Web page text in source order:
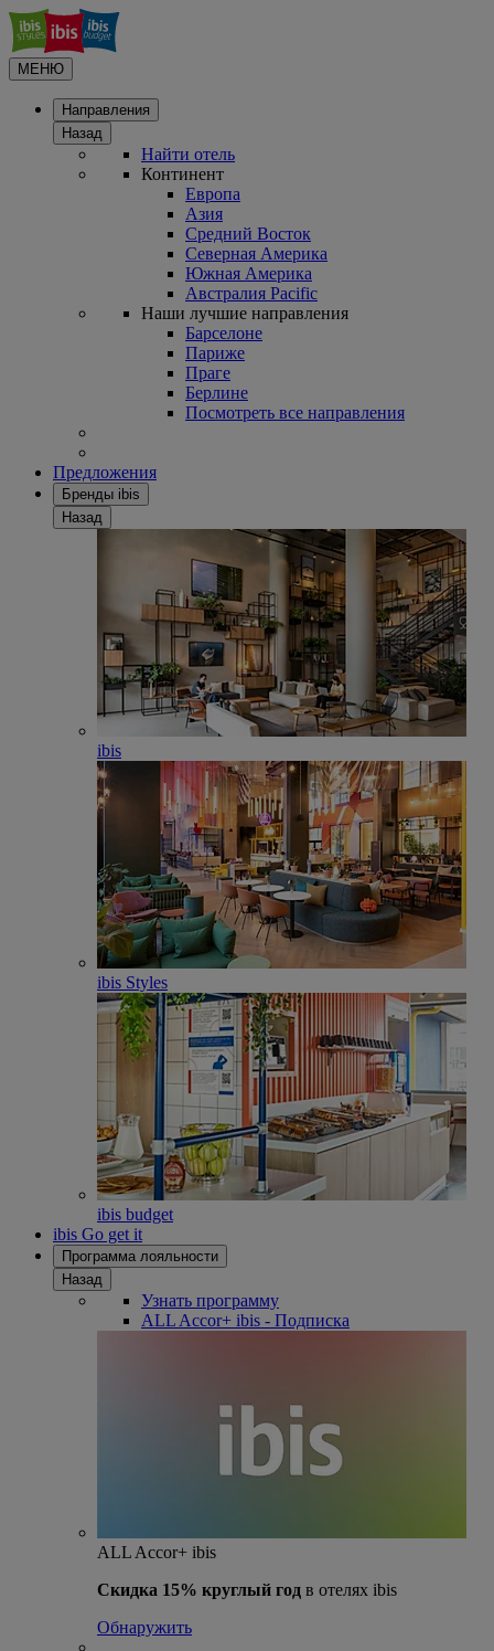
МЕНЮ
Направления
Назад
Найти отель
Континент
Европа
Азия
Средний Восток
Северная Америка
Южная Америка
Австралия Pacific
Наши лучшие направления
Барселоне
Париже
Праге
Берлине
Посмотреть все направления
Предложения
Бренды ibis
Назад
ibis
ibis Styles
ibis budget
ibis Go get it
Программа лояльности
Назад
Узнать программу
ALL Accor+ ibis - Подписка
ALL Accor+ ibis
Скидка 15% круглый год в отелях ibis
Обнаружить